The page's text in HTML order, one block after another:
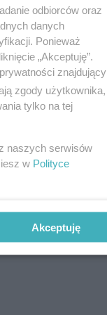
odbiorców oraz
danych
Ponieważ
„Akceptuję”.
znajdujący
zgody użytkownika,
tylko na tej
naszych serwisów
w Polityce
Akceptuję